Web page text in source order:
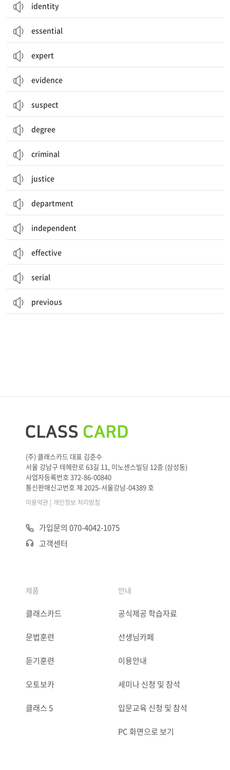
identity
essential
expert
evidence
suspect
degree
criminal
justice
department
independent
effective
serial
previous
(주) 클래스카드 대표 김준수
서울 강남구 테헤란로 63길 11, 이노센스빌딩 12층 (삼성동)
사업자등록번호 372-86-00840
통신판매신고번호 제 2025-서울강남-04389 호
이용약관 | 개인정보 처리방침
가입문의 070-4042-1075
고객센터
제품
클래스카드
문법훈련
듣기훈련
오토보카
클래스 5
안내
공식제공 학습자료
선생님카페
이용안내
세미나 신청 및 참석
입문교육 신청 및 참석
PC 화면으로 보기